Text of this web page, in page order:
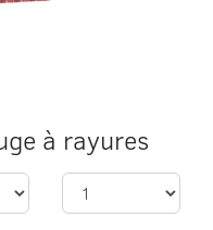
à rayures